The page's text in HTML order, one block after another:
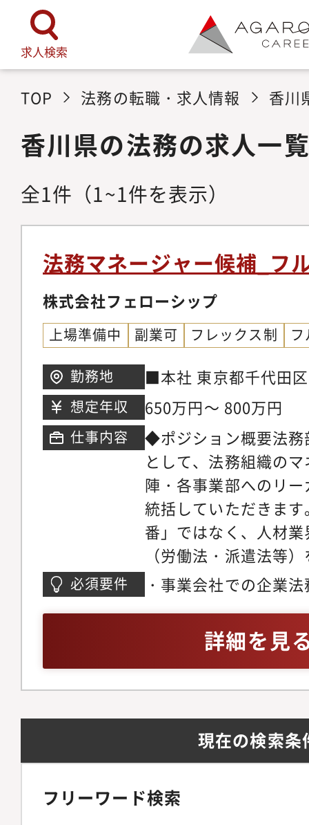
求人検索
TOP 法務の転職・求人情報 香川
香川県の法務の求人一
全1件 （1~1件を表示）
法務マネージャー候補_フ
株式会社フェローシップ
上場準備中 副業可 フレックス制
勤務地
■本社 東京都千代田
際ビル3階
想定年収 650万円～ 800万円
仕事内容
◆ポジション概要法務
として、法務組織の
陣・各事業部へのリ
統括していただきま
番」ではなく、人材
（労働法・派遣法等
事業成長とガバナン
備を見据えた組織体
法務の観点から経営
プライアンス文化を
る牽引役を担ってい
ジメント・法務戦略
ト（メンバーの育成
理）全社的なリーガ
よび中長期的な法務
の折衝・連携および
必須要件
・事業会社での企業
ジネスレベル※英語
詳細を見
現在の検索条
フリーワード検索